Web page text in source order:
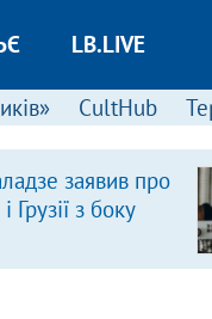
LB.LIVE
CultHub
заявив про
Грузії з боку